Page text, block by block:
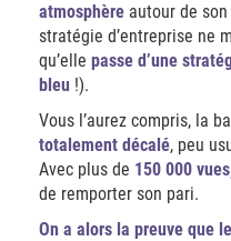
atmosphère autour de
stratégie d’entreprise ne
qu’elle passe d’une
bleu !).
Vous l’aurez compris, la
totalement décalé, peu
Avec plus de 150 000
de remporter son pari.
On a alors la preuve que